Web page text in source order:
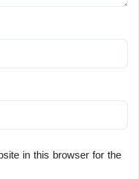
in this browser for the